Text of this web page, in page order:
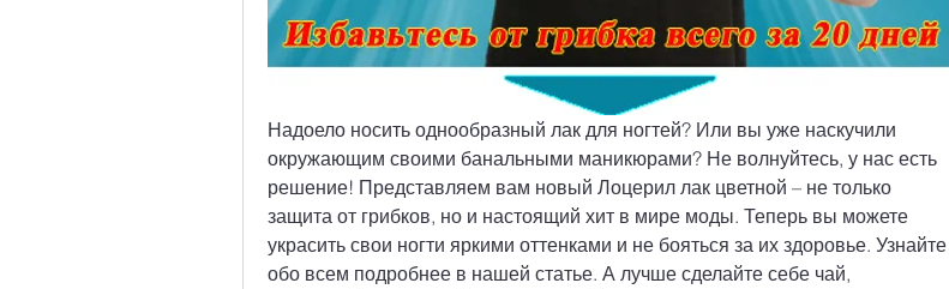
Надоело носить однообразный лак для ногтей? Или вы уже наскучили
окружающим своими банальными маникюрами? Не волнуйтесь, у нас есть
решение! Представляем вам новый Лоцерил лак цветной – не только
защита от грибков, но и настоящий хит в мире моды. Теперь вы можете
украсить свои ногти яркими оттенками и не бояться за их здоровье. Узнайте
обо всем подробнее в нашей статье. А лучше сделайте себе чай,